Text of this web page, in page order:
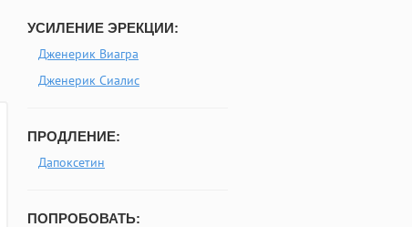
УСИЛЕНИЕ ЭРЕКЦИИ:
Дженерик Виагра
Дженерик Сиалис
ПРОДЛЕНИЕ:
Дапоксетин
ПОПРОБОВАТЬ: